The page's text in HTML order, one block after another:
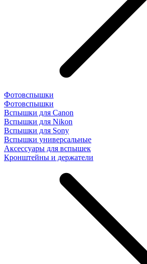
Фотовспышки
Фотовспышки
Вспышки для Canon
Вспышки для Nikon
Вспышки для Sony
Вспышки универсальные
Аксесcуары для вспышек
Кронштейны и держатели